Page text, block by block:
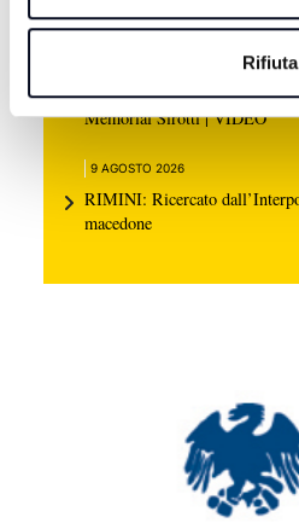
Rifiuta
record della corsa
CALCIO: Termina con uno 0-
Memorial Sirotti | VIDEO
9 AGOSTO 2026
RIMINI: Ricercato
macedone